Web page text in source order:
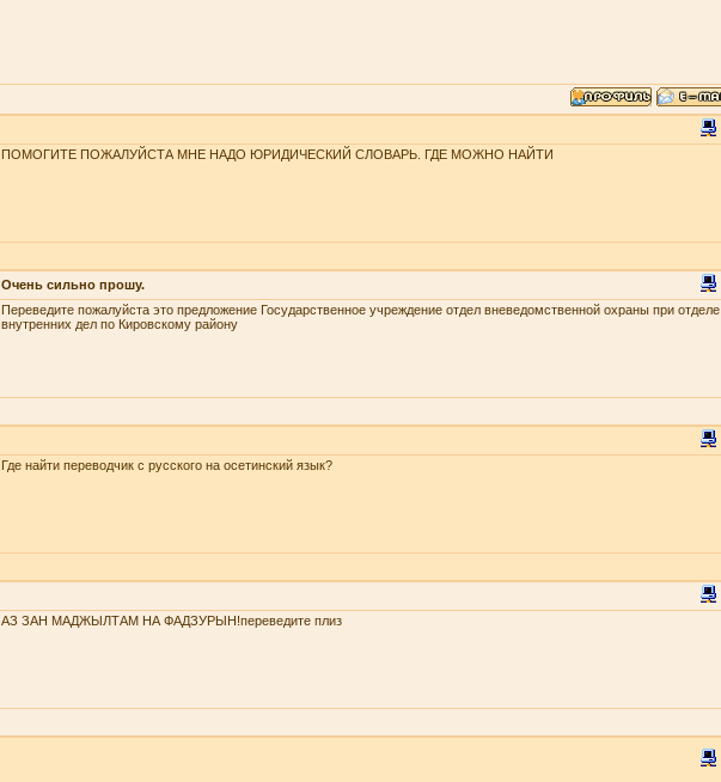
ПОМОГИТЕ ПОЖАЛУЙСТА МНЕ НАДО ЮРИДИЧЕСКИЙ СЛОВАРЬ. ГДЕ МОЖНО НАЙТИ
Очень сильно прошу.
Переведите пожалуйста это предложение Государственное учреждение отдел вневедомственной охраны при отделе
внутренних дел по Кировскому району
Где найти переводчик с русского на осетинский язык?
АЗ ЗАН МАДЖЫЛТАМ НА ФАДЗУРЫН!переведите плиз